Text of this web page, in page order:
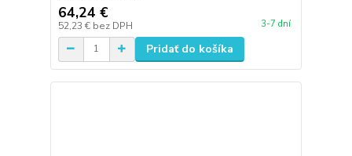
64,24 €
52,23 € bez DPH 3-7 dní
Pridať do košíka